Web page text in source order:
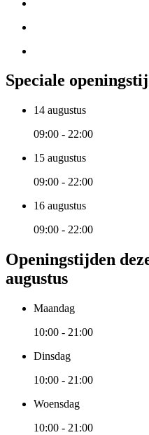
Speciale
14 augustus
09:00 - 22:00
15 augustus
09:00 - 22:00
16 augustus
09:00 - 22:00
Openingstijden
augustus
Maandag
10:00 - 21:00
Dinsdag
10:00 - 21:00
Woensdag
10:00 - 21:00